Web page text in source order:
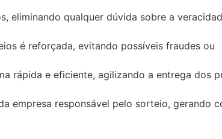
eliminando qualquer dúvida sobre a
é reforçada, evitando possíveis fraudes ou
rápida e eficiente, agilizando a entrega dos
empresa responsável pelo sorteio, gerando